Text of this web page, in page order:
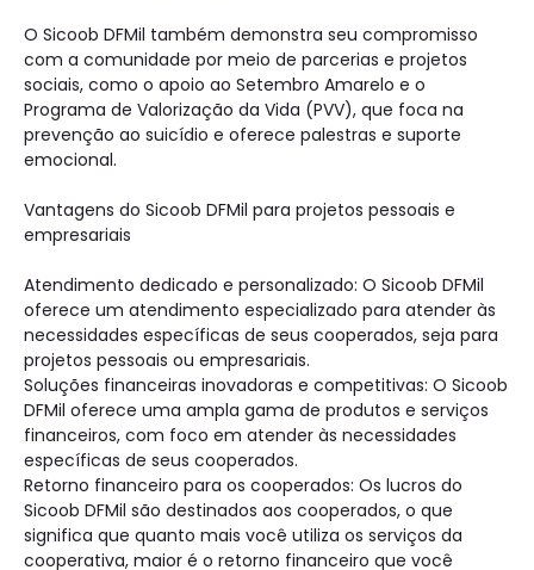
O Sicoob DFMil também demonstra seu compromisso
com a comunidade por meio de parcerias e projetos
sociais, como o apoio ao Setembro Amarelo e o
Programa de Valorização da Vida (PVV), que foca na
prevenção ao suicídio e oferece palestras e suporte
emocional.
Vantagens do Sicoob DFMil para projetos pessoais e
empresariais
Atendimento dedicado e personalizado: O Sicoob DFMil
oferece um atendimento especializado para atender às
necessidades específicas de seus cooperados, seja para
projetos pessoais ou empresariais.
Soluções financeiras inovadoras e competitivas: O Sicoob
DFMil oferece uma ampla gama de produtos e serviços
financeiros, com foco em atender às necessidades
específicas de seus cooperados.
Retorno financeiro para os cooperados: Os lucros do
Sicoob DFMil são destinados aos cooperados, o que
significa que quanto mais você utiliza os serviços da
cooperativa, maior é o retorno financeiro que você